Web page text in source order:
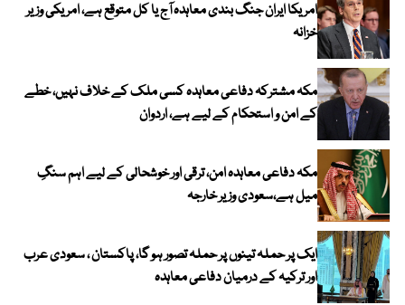
امریکا ایران جنگ بندی معاہدہ آج یا کل متوقع ہے، امریکی وزیر
خزانہ
مکہ مشترکہ دفاعی معاہدہ کسی ملک کے خلاف نہیں، خطے
کے امن و استحکام کے لیے ہے، اردوان
مکہ دفاعی معاہدہ امن، ترقی اور خوشحالی کے لیے اہم سنگِ
میل ہے،سعودی وزیر خارجہ
ایک پر حملہ تینوں پر حملہ تصور ہو گا، پاکستان ، سعودی عرب
اور ترکیہ کے درمیان دفاعی معاہدہ